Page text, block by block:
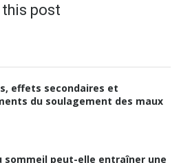
post
effets secondaires et
du soulagement des maux
sommeil peut-elle entraîner une